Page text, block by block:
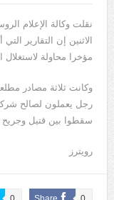
نقلت وكالة الإعلام
الاثنين إن التقارير
مؤخرا محاولة لاستغلال
رجل يعملون لصالح
سقطوا بين قتيل وجريح
رويترز